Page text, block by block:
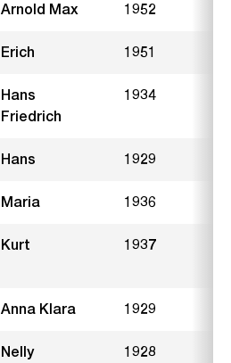
Arnold Max 1952
Erich 1951
Hans
Friedrich
1934
Hans 1929
Maria 1936
Kurt 1937
Anna Klara 1929
Nelly 1928